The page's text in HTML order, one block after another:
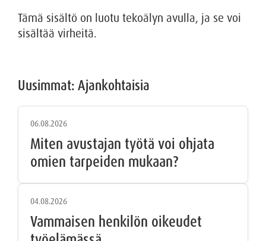
Tämä sisältö on luotu tekoälyn avulla, ja se voi
sisältää virheitä.
Uusimmat: Ajankohtaisia
06.08.2026
Miten avustajan työtä voi ohjata
omien tarpeiden mukaan?
04.08.2026
Vammaisen henkilön oikeudet